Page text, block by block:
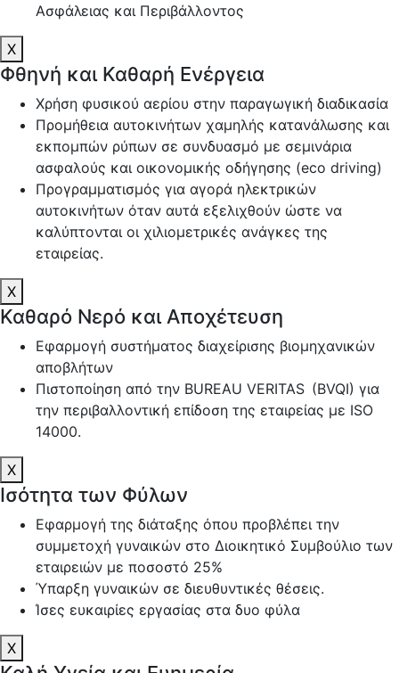
Ασφάλειας και Περιβάλλοντος
X
Φθηνή και Καθαρή Ενέργεια
Χρήση φυσικού αερίου στην παραγωγική διαδικασία
Προμήθεια αυτοκινήτων χαμηλής κατανάλωσης και
εκπομπών ρύπων σε συνδυασμό με σεμινάρια
ασφαλούς και οικονομικής οδήγησης (eco driving)
Προγραμματισμός για αγορά ηλεκτρικών
αυτοκινήτων όταν αυτά εξελιχθούν ώστε να
καλύπτονται οι χιλιομετρικές ανάγκες της
εταιρείας.
X
Καθαρό Νερό και Αποχέτευση
Εφαρμογή συστήματος διαχείρισης βιομηχανικών
αποβλήτων
Πιστοποίηση από την BUREAU VERITAS (BVQI) για
την περιβαλλοντική επίδοση της εταιρείας με ISO
14000.
X
Ισότητα των Φύλων
Εφαρμογή της διάταξης όπου προβλέπει την
συμμετοχή γυναικών στο Διοικητικό Συμβούλιο των
εταιρειών με ποσοστό 25%
Ύπαρξη γυναικών σε διευθυντικές θέσεις.
Ίσες ευκαιρίες εργασίας στα δυο φύλα
X